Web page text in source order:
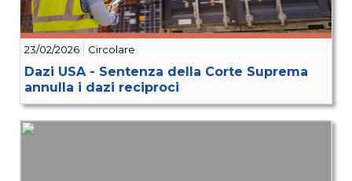
23/02/2026 Circolare
Dazi USA - Sentenza della Corte Suprema
annulla i dazi reciproci